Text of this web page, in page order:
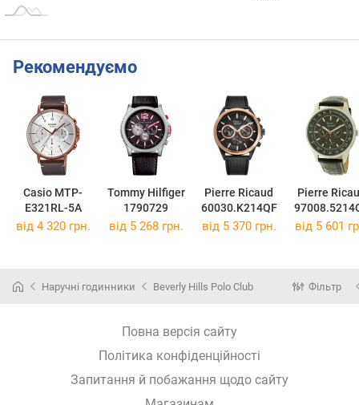
Рекомендуємо
Casio MTP-
E321RL-5A
Tommy Hilfiger
1790729
Pierre Ricaud
60030.K214QF
Pierre
від 4 320 грн. від 5 268 грн. від 5 370 грн. від 5 601
Наручні годинники Beverly Hills Polo Club Фільтр
Повна версія сайту
Політика конфіденційності
Запитання й побажання щодо сайту